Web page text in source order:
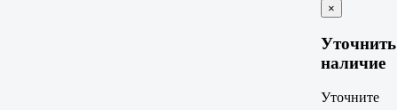
×
Уточнить
наличие
Уточните